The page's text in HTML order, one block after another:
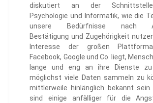
diskutiert an der
Psychologie und Informatik, wie die
unsere Bedürfnisse nach
Bestätigung und Zugehörigkeit
Interesse der großen
Facebook, Google und Co. liegt,
lange und eng an ihre Dienste
möglichst viele Daten sammeln zu
mittlerweile hinlänglich bekannt
sind einige anfälliger für die